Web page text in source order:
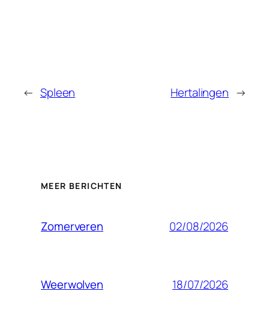
← Spleen Hertalingen →
MEER BERICHTEN
Zomerveren 02/08/2026
Weerwolven 18/07/2026